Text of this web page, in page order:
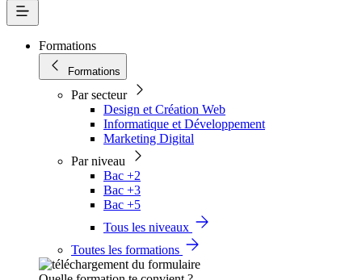
Formations
Formations
Par secteur
Design et Création Web
Informatique et Développement
Marketing Digital
Par niveau
Bac +2
Bac +3
Bac +5
Tous les niveaux
Toutes les formations